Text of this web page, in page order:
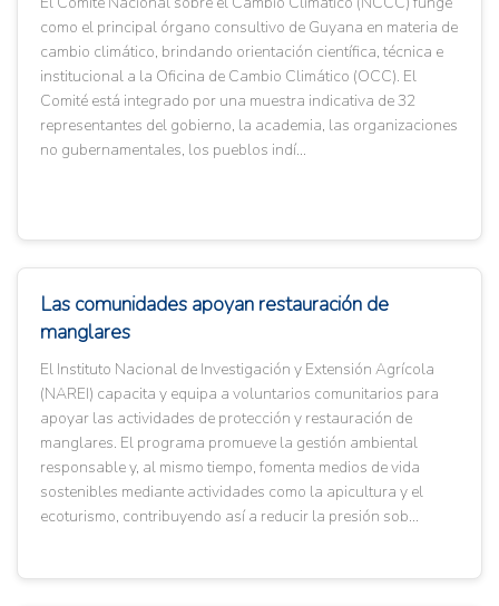
como el principal órgano consultivo de Guyana en materia de
cambio climático, brindando orientación científica, técnica e
institucional a la Oficina de Cambio Climático (OCC). El
Comité está integrado por una muestra indicativa de 32
representantes del gobierno, la academia, las organizaciones
no gubernamentales, los pueblos indí...
Las comunidades apoyan restauración de
manglares
El Instituto Nacional de Investigación y Extensión Agrícola
(NAREI) capacita y equipa a voluntarios comunitarios para
apoyar las actividades de protección y restauración de
manglares. El programa promueve la gestión ambiental
responsable y, al mismo tiempo, fomenta medios de vida
sostenibles mediante actividades como la apicultura y el
ecoturismo, contribuyendo así a reducir la presión sob...